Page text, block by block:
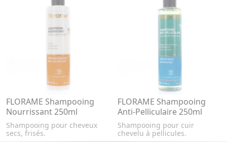
FLORAME Shampooing
Nourrissant 250ml
Shampooing pour cheveux
secs, frisés.
FLORAME Shampooing
Anti-Pelliculaire 250ml
Shampooing pour cuir
chevelu à pellicules.